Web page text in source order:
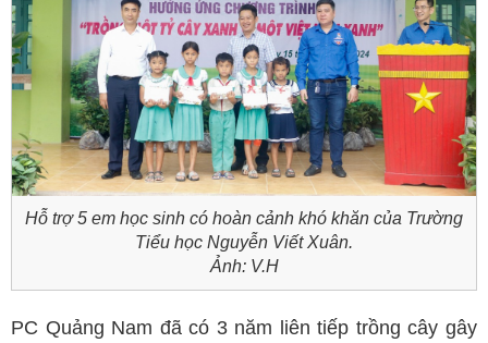
Hỗ trợ 5 em học sinh có hoàn cảnh khó khăn của Trường
Tiểu học Nguyễn Viết Xuân.
Ảnh: V.H
PC Quảng Nam đã có 3 năm liên tiếp trồng cây gây